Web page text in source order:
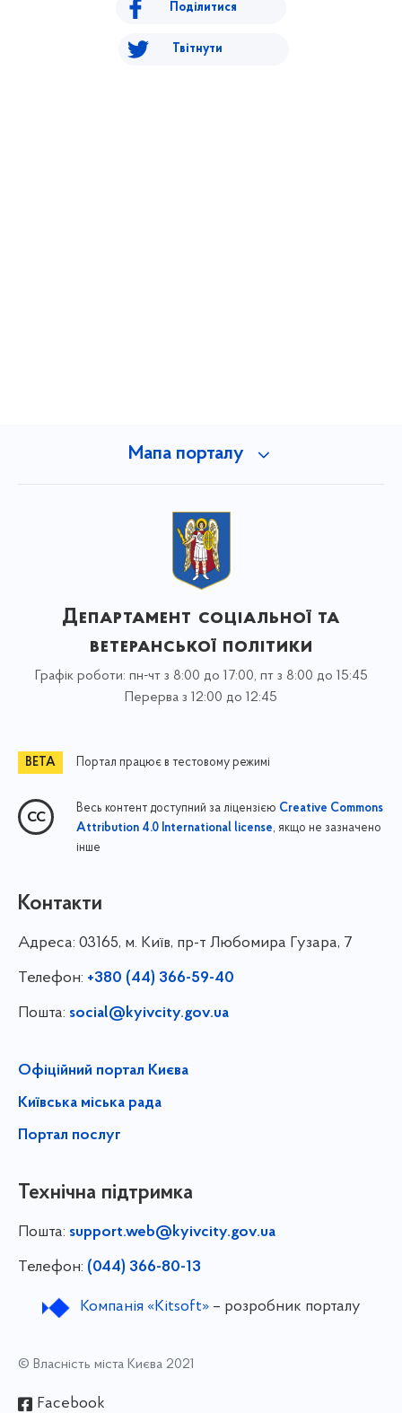
Поділитися
Твітнути
Мапа порталу
Департамент соціальної та
ветеранської політики
Графік роботи: пн-чт з 8:00 до 17:00, пт з 8:00 до 15:45
Перерва з 12:00 до 12:45
Портал працює в тестовому режимі
Весь контент доступний за ліцензією Creative Commons
Attribution 4.0 International license, якщо не зазначено
інше
Контакти
Адреса: 03165, м. Київ, пр-т Любомира Гузара, 7
Телефон: +380 (44) 366-59-40
Пошта: social@kyivcity.gov.ua
Офіційний портал Києва
Київська міська рада
Портал послуг
Технічна підтримка
Пошта: support.web@kyivcity.gov.ua
Телефон: (044) 366-80-13
Компанія «Kitsoft»– розробник порталу
© Власність міста Києва 2021
Facebook